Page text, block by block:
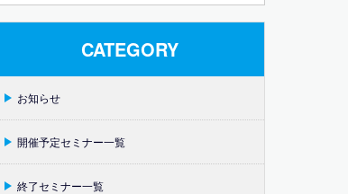
CATEGORY
お知らせ
開催予定セミナー一覧
終了セミナー一覧